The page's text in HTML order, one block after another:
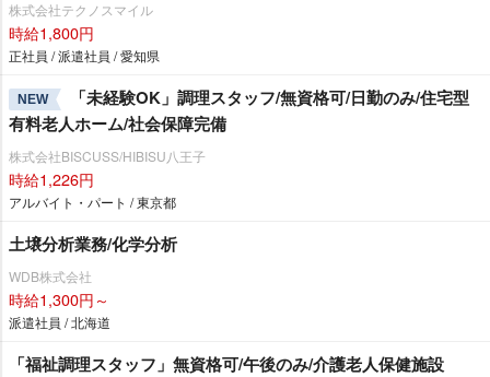
株式会社テクノスマイル
時給1,800円
正社員 / 派遣社員 / 愛知県
NEW
「未経験OK」調理スタッフ/無資格可/日勤のみ/住宅型
有料老人ホーム/社会保障完備
株式会社BISCUSS/HIBISU八王子
時給1,226円
アルバイト・パート / 東京都
土壌分析業務/化学分析
WDB株式会社
時給1,300円～
派遣社員 / 北海道
「福祉調理スタッフ」無資格可/午後のみ/介護老人保健施設